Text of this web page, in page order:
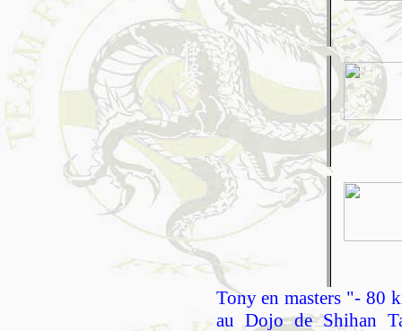
Tony en masters "- 80
au Dojo de Shihan